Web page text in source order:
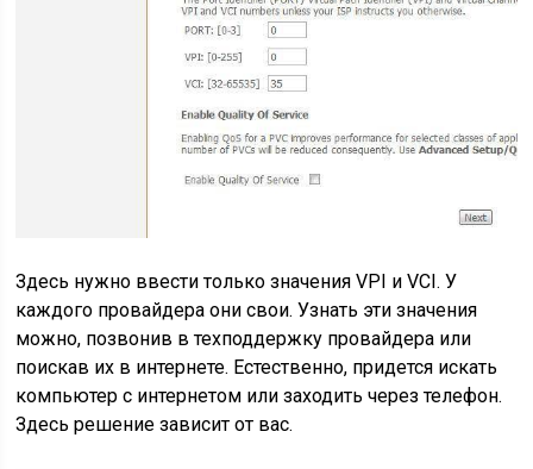
Здесь нужно ввести только значения VPI и VCI. У
каждого провайдера они свои. Узнать эти значения
можно, позвонив в техподдержку провайдера или
поискав их в интернете. Естественно, придется искать
компьютер с интернетом или заходить через телефон.
Здесь решение зависит от вас.